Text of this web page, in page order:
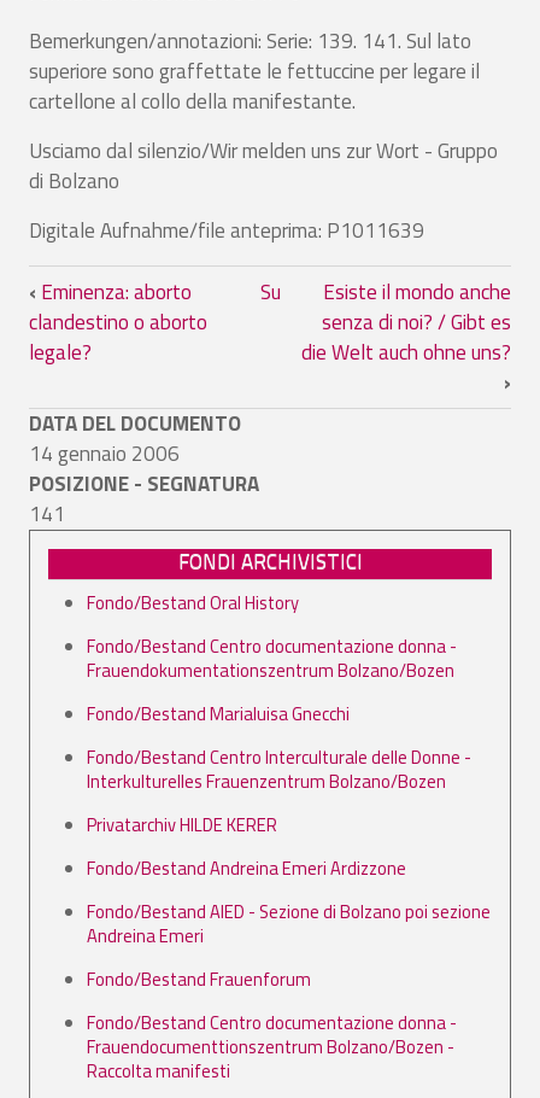
Bemerkungen/annotazioni: Serie: 139. 141. Sul lato
superiore sono graffettate le fettuccine per legare il
cartellone al collo della manifestante.
Usciamo dal silenzio/Wir melden uns zur Wort - Gruppo
di Bolzano
Digitale Aufnahme/file anteprima: P1011639
Link di attraversamento del book per
‹ Eminenza: aborto
clandestino o aborto
legale?
Su
Esiste il mondo anche
senza di noi? / Gibt es
die Welt auch ohne uns?
›
DATA DEL DOCUMENTO
14 gennaio 2006
POSIZIONE - SEGNATURA
141
FONDI ARCHIVISTICI
Fondo/Bestand Oral History
Fondo/Bestand Centro documentazione donna -
Frauendokumentationszentrum Bolzano/Bozen
Fondo/Bestand Marialuisa Gnecchi
Fondo/Bestand Centro Interculturale delle Donne -
Interkulturelles Frauenzentrum Bolzano/Bozen
Privatarchiv HILDE KERER
Fondo/Bestand Andreina Emeri Ardizzone
Fondo/Bestand AIED - Sezione di Bolzano poi sezione
Andreina Emeri
Fondo/Bestand Frauenforum
Fondo/Bestand Centro documentazione donna -
Frauendocumenttionszentrum Bolzano/Bozen -
Raccolta manifesti